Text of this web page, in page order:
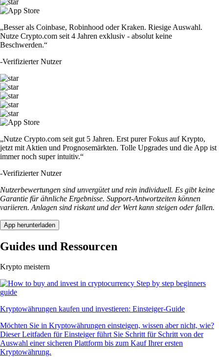
„Besser als Coinbase, Robinhood oder Kraken. Riesige Auswahl.
Nutze Crypto.com seit 4 Jahren exklusiv - absolut keine
Beschwerden.“
-Verifizierter Nutzer
„Nutze Crypto.com seit gut 5 Jahren. Erst purer Fokus auf Krypto,
jetzt mit Aktien und Prognosemärkten. Tolle Upgrades und die App ist
immer noch super intuitiv.“
-Verifizierter Nutzer
Nutzerbewertungen sind unvergütet und rein individuell. Es gibt keine
Garantie für ähnliche Ergebnisse. Support-Antwortzeiten können
variieren. Anlagen sind riskant und der Wert kann steigen oder fallen.
App herunterladen
Guides und Ressourcen
Krypto meistern
Kryptowährungen kaufen und investieren: Einsteiger-Guide
Möchten Sie in Kryptowährungen einsteigen, wissen aber nicht, wie?
Dieser Leitfaden für Einsteiger führt Sie Schritt für Schritt von der
Auswahl einer sicheren Plattform bis zum Kauf Ihrer ersten
Kryptowährung.